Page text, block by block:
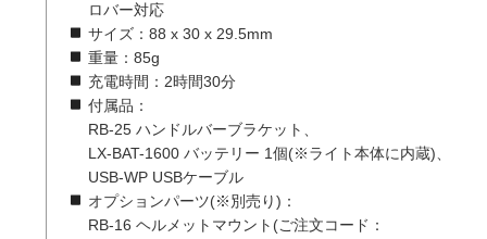
ロバー対応
サイズ：88 x 30 x 29.5mm
重量：85g
充電時間：2時間30分
付属品：
RB-25 ハンドルバーブラケット、
LX-BAT-1600 バッテリー 1個(※ライト本体に内蔵)、
USB-WP USBケーブル
オプションパーツ(※別売り)：
RB-16 ヘルメットマウント(ご注文コード：